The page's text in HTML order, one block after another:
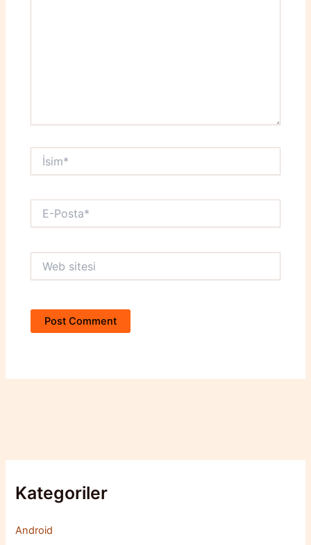
İsim*
Posta*
sitesi
Kategoriler
Android